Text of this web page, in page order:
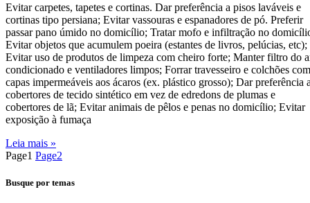
Evitar carpetes, tapetes e cortinas. Dar preferência a pisos laváveis e
cortinas tipo persiana; Evitar vassouras e espanadores de pó. Preferir
passar pano úmido no domicílio; Tratar mofo e infiltração no
Evitar objetos que acumulem poeira (estantes de livros, pelúcias, etc);
Evitar uso de produtos de limpeza com cheiro forte; Manter filtro do
condicionado e ventiladores limpos; Forrar travesseiro e colchões com
capas impermeáveis aos ácaros (ex. plástico grosso); Dar preferência
cobertores de tecido sintético em vez de edredons de plumas e
cobertores de lã; Evitar animais de pêlos e penas no domicílio; Evitar
exposição à fumaça
Leia mais »
Page1 Page2
Busque por temas